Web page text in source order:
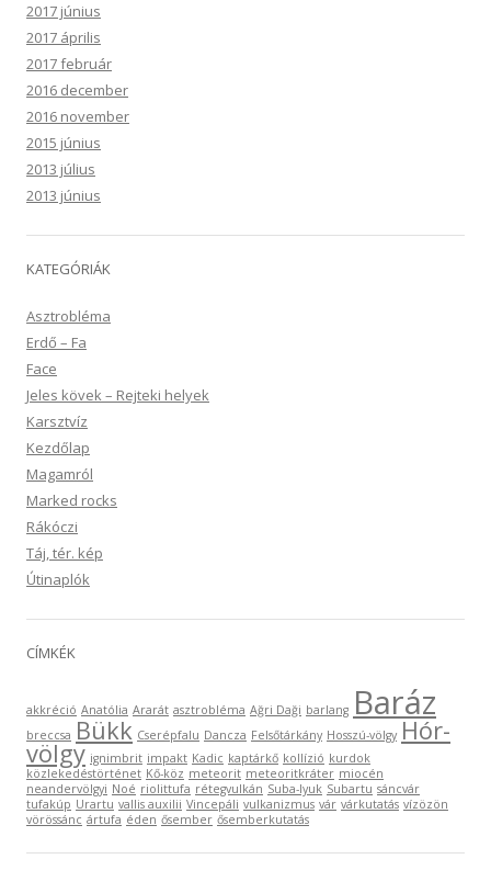
2017 június
2017 április
2017 február
2016 december
2016 november
2015 június
2013 július
2013 június
KATEGÓRIÁK
Asztrobléma
Erdő – Fa
Face
Jeles kövek – Rejteki helyek
Karsztvíz
Kezdőlap
Magamról
Marked rocks
Rákóczi
Táj, tér. kép
Útinaplók
CÍMKÉK
akkréció Anatólia Ararát asztrobléma Ağri Daği barlang Baráz
breccsa Bükk Cserépfalu Dancza Felsőtárkány Hosszú-völgy Hór-
völgy ignimbrit impakt Kadic kaptárkő kollízió kurdok
közlekedéstörténet Kő-köz meteorit meteoritkráter miocén
neandervölgyi Noé riolittufa rétegvulkán Suba-lyuk Subartu sáncvár
tufakúp Urartu vallis auxilii Vincepáli vulkanizmus vár várkutatás vízözön
vörössánc ártufa éden ősember ősemberkutatás